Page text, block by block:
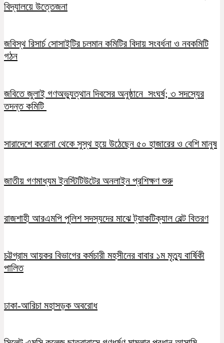
বিদ্যালয়ে উত্তেজনা
জবিস্থ রিসার্চ সোসাইটির চলমান কমিটির বিদায় সংবর্ধনা ও নবকমিটি
গঠন
জবিতে জুলাই গণঅভ্যুত্থান দিবসের অনুষ্ঠানে সংঘর্ষ; ৩ সদস্যের
তদন্ত কমিটি
সারাদেশে করোনা থেকে সুস্থ হয়ে উঠেছেন ৫০ হাজারের ও বেশি মানুষ
জাতীয় গণমাধ্যম ইনস্টিটিউটের অনলাইন প্রশিক্ষণ শুরু
রাজশাহী আরএমপি পুলিশ সদস্যদের মাঝে ট্যাকটিক্যাল বেল্ট বিতরণ
চট্টগ্রাম আয়কর বিভাগের কর্মচারী মহসীনের বাবার ১ম মৃত্যু বার্ষিকী
পালিত
ঢাকা-আরিচা মহাসড়ক অবরোধ